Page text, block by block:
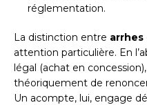
réglementation.
La distinction entre
attention particulière. En
légal (achat en
théoriquement de
Un acompte, lui, engage